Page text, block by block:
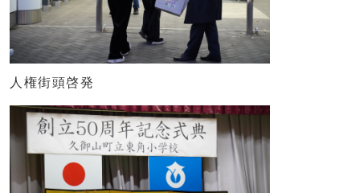
人権街頭啓発